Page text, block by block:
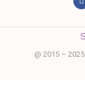
@ 2015 –